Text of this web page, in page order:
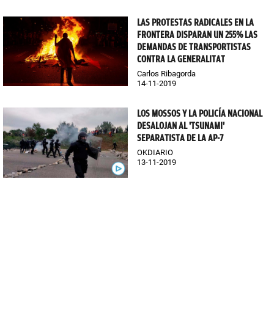
LAS PROTESTAS RADICALES EN LA
FRONTERA DISPARAN UN 255% LAS
DEMANDAS DE TRANSPORTISTAS
CONTRA LA GENERALITAT
Carlos Ribagorda
14-11-2019
LOS MOSSOS Y LA POLICÍA NACIONAL
DESALOJAN AL 'TSUNAMI'
SEPARATISTA DE LA AP-7
OKDIARIO
13-11-2019